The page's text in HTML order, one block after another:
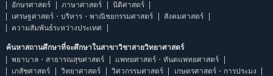
อักษรศาสตร์
ภาษาศาสตร์
นิติศาสตร์
เศรษฐศาสตร์・บริหาร・พาณิชยกรรมศาสตร์
สังคมศาสตร์
ความสัมพันธ์ระหว่างประเทศ
ค้นหาสถานศึกษาที่จะศึกษาในสาขาวิชาสายวิทยาศาสตร์
พยาบาล・สาธารณสุขศาสตร์
แพทยศาสตร์・ทันตแพทยศาสตร์
เภสัชศาสตร์
วิทยาศาสตร์ วิศวกรรมศาสตร์ เกษตรศาสตร์・การประมง